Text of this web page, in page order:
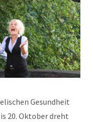
Gesundheit
20. Oktober dreht